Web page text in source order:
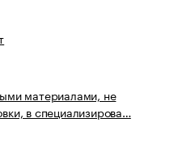
материалами, не
в специализирова…